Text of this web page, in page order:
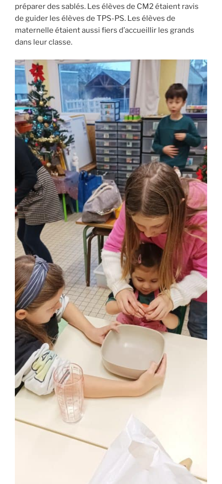
préparer des sablés. Les élèves de CM2 étaient ravis
de guider les élèves de TPS-PS. Les élèves de
maternelle étaient aussi fiers d’accueillir les grands
dans leur classe.